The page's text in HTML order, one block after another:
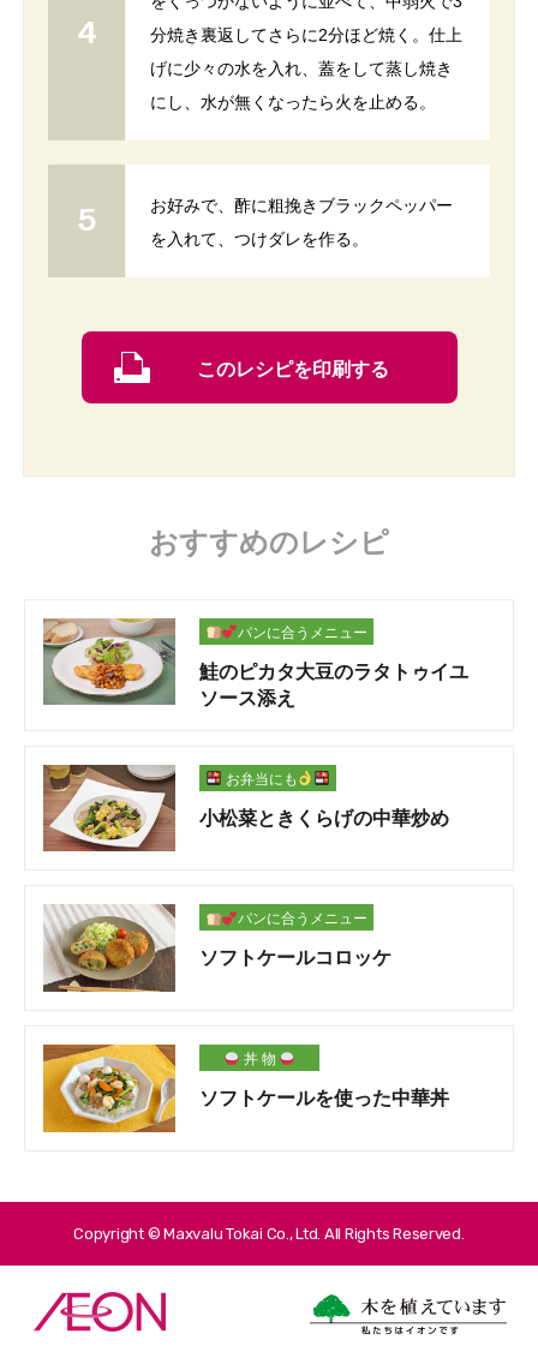
分焼き裏返してさらに2分ほど焼く。仕上
げに少々の水を入れ、蓋をして蒸し焼き
にし、水が無くなったら火を止める。
お好みで、酢に粗挽きブラックペッパー
を入れて、つけダレを作る。
このレシピを印刷する
おすすめのレシピ
パンに合うメニュー
鮭のピカタ大豆のラタトゥイユ
ソース添え
お弁当にも
小松菜ときくらげの中華炒め
パンに合うメニュー
ソフトケールコロッケ
丼 物
ソフトケールを使った中華丼
Copyright © Maxvalu Tokai Co., Ltd. All Rights Reserved.